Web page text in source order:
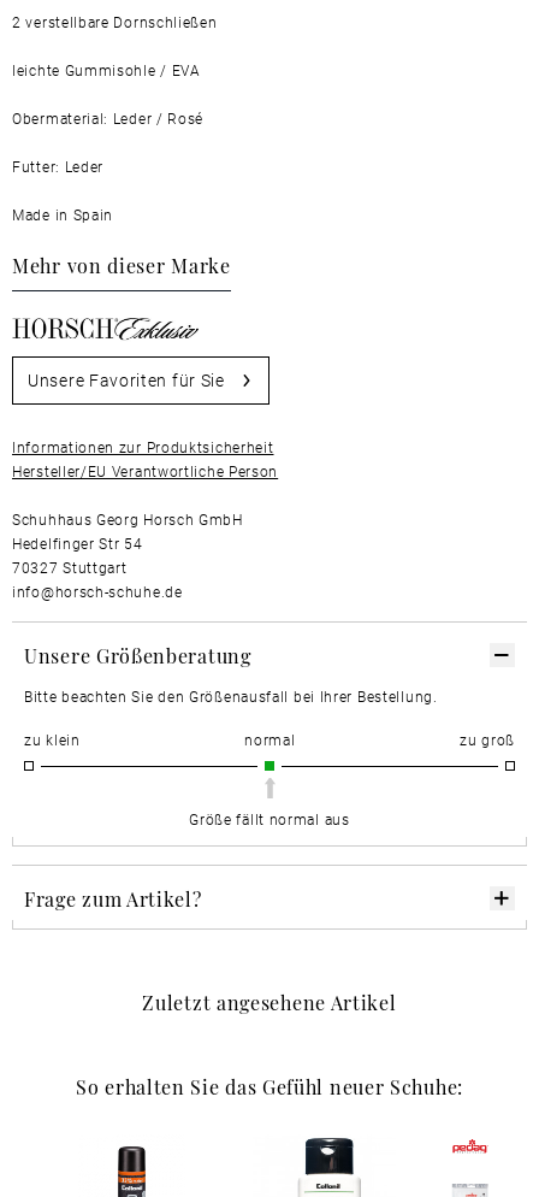
2 verstellbare Dornschließen
leichte Gummisohle / EVA
Obermaterial: Leder / Rosé
Futter: Leder
Made in Spain
Mehr von dieser Marke
Unsere Favoriten für Sie
Informationen zur Produktsicherheit
Hersteller/EU Verantwortliche Person
Schuhhaus Georg Horsch GmbH
Hedelfinger Str 54
70327 Stuttgart
info@horsch-schuhe.de
Unsere Größenberatung
Bitte beachten Sie den Größenausfall bei Ihrer Bestellung.
zu klein normal zu groß
Größe fällt normal aus
Frage zum Artikel?
Zuletzt angesehene Artikel
So erhalten Sie das Gefühl neuer Schuhe: